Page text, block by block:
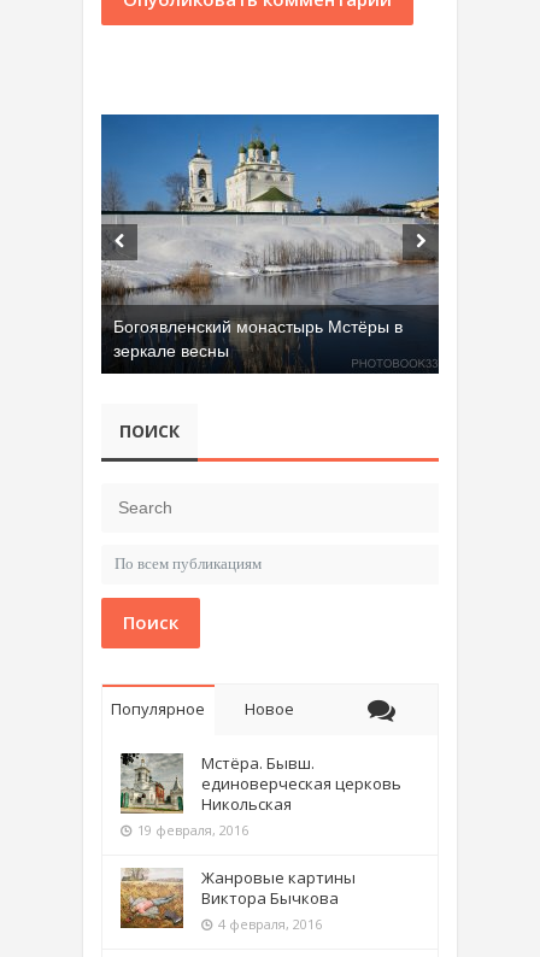
Добрятинский карьер (д. Алферово)
ПОИСК
Поиск
Популярное Новое
Мстёра. Бывш.
единоверческая церковь
Никольская
19 февраля, 2016
Жанровые картины
Виктора Бычкова
4 февраля, 2016